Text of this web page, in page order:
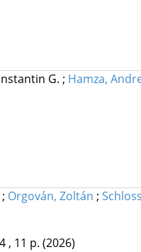
G. ; Hamza,
; Orgován, Zoltán ;
, 11 p. (2026)